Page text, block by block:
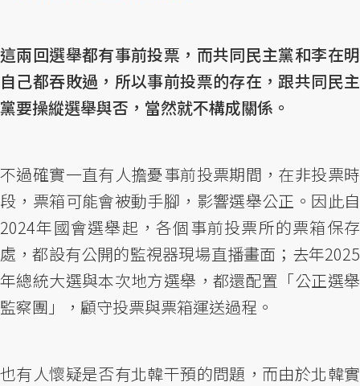
這兩回選舉都有事前投票，而共同民主黨和李在明
自己都吞敗過，所以事前投票的存在，跟共同民主
黨要操縱選舉與否，當然就不構成關係。
不過確實一直有人擔憂事前投票期間，在非投票時
段，票箱可能會被動手腳，影響選舉公正。因此自
2024年國會選舉起，各個事前投票所的票箱保存
處，都設有公開的監視器現場直播畫面；去年2025
年總統大選與本次地方選舉，都還配置「公正選舉
監察團」，顧守投票與票箱運送過程。
也有人懷疑是否有北韓干預的問題，而由於北韓實